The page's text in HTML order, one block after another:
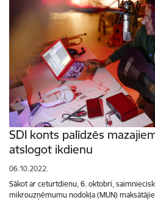
SDI konts palīdzēs
atslogot ikdienu
06.10.2022.
Sākot ar ceturtdienu, 6. oktobri,
mikrouzņēmumu nodokļa (MUN)